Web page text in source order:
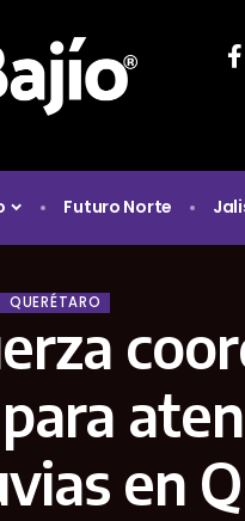
Futuro Norte
QUERÉTARO
en